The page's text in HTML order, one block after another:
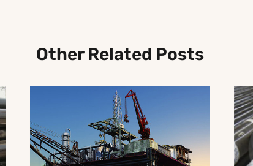
Other Related Posts